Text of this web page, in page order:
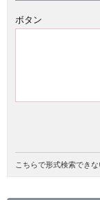
ボタン
こちらで形式検索でき